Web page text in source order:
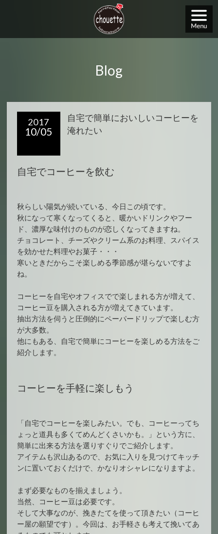
Blog
2017
10/05
自宅で簡単においしいコーヒーを
淹れたい
自宅でコーヒーを飲む
秋らしい陽気が続いている、今日この頃です。
秋になって寒くなってくると、暖かいドリンクやフー
ド、濃厚な味付けのものが恋しくなってきますね。
チョコレート、チーズやクリーム系のお料理、スパイス
を効かせた料理やお菓子・・・
寒いときだからこそ楽しめる季節感が堪らないですよ
ね。
コーヒーを自宅やオフィスでで楽しまれる方が増えて、
コーヒー豆を購入される方が増えてきています。
抽出方法を伺うと圧倒的にペーパードリップで楽しむ方
が大多数。
他にもある、自宅で簡単にコーヒーを楽しめる方法をご
紹介します。
コーヒーを手軽に楽しもう
「自宅でコーヒーを楽しみたい。でも、コーヒーってち
ょっと道具も多くてめんどくさいかも。」という方に、
簡単に出来る方法を選りすぐりでご紹介します。
アイテムも沢山あるので、お気に入りを見つけてキッチ
ンに置いておくだけで、かなりオシャレになりますよ。
まず必要なものを揃えましょう。
当然、コーヒー豆は必要です。
そして大事なのが、挽きたてを使って頂きたい（コーヒ
ー屋の願望です）。今回は、お手軽さも考えて挽いてあ